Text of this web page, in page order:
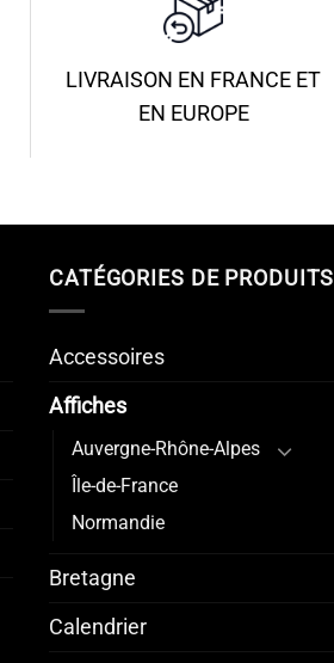
LIVRAISON EN FRANCE ET
EN EUROPE
CATÉGORIES DE PRODUITS
Accessoires
Affiches
Auvergne-Rhône-Alpes
Île-de-France
Normandie
Bretagne
Calendrier